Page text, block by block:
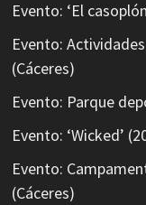
Evento: ‘El
Evento:
(Cáceres)
Evento: Parque
Evento: ‘Wicked’
Evento:
(Cáceres)